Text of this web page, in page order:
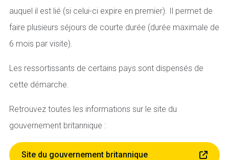
auquel il est lié (si celui-ci expire en premier). Il permet de
faire plusieurs séjours de courte durée (durée maximale de
6 mois par visite).
Les ressortissants de certains pays sont dispensés de
cette démarche.
Retrouvez toutes les informations sur le site du
gouvernement britannique :
Site du gouvernement britannique